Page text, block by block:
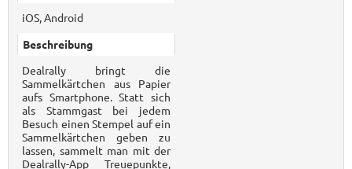
iOS, Android
Beschreibung
Dealrally bringt die
Sammelkärtchen aus Papier
aufs Smartphone. Statt sich
als Stammgast bei jedem
Besuch einen Stempel auf ein
Sammelkärtchen geben zu
lassen, sammelt man mit der
Dealrally-App Treuepunkte,